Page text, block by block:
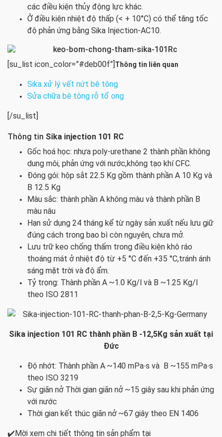
các điều kiện thủy động lực khác.
Ở điều kiện nhiệt độ thấp (< + 10°C) có thể tăng tốc
độ phản ứng bằng Sika Injection-AC10.
[su_list icon_color=”#deb00f”]Thông tin liên quan
Sika xử lý vết nứt bê tông
Sửa chữa bê tông rỗ tổ ong
[/su_list]
Thông tin Sika injection 101 RC
Gốc hoá học: nhựa poly-urethane 2 thành phần không
dung môi, phản ứng với nước,không tạo khí CFC.
Đóng gói: hộp sắt 22.5 Kg gồm thành phần A 10 Kg và
B 12.5 Kg
Màu sắc: thành phần A không màu và thành phần B
màu nâu
Hạn sử dụng 24 tháng kể từ ngày sản xuất nếu lưu giữ
đúng cách trong bao bì còn nguyên, chưa mở.
Lưu trữ keo chống thấm trong điều kiện khô ráo
thoáng mát ở nhiệt độ từ +5 °C đến +35 °C,tránh ánh
sáng mặt trời và độ ẩm.
Tỷ trọng: Thành phần A ~1.0 Kg/l và B ~1.25 Kg/l
theo ISO 2811
Sika injection 101 RC thành phần B -12,5Kg sản xuất tại
Đức
Độ nhớt: Thành phần A ~140 mPa∙s và B ~155 mPa∙s
theo ISO 3219
Sự giãn nở Thời gian giãn nở ~15 giây sau khi phản ứng
với nước
Thời gian kết thúc giãn nở ~67 giây theo EN 1406
✔️Mời xem chi tiết thông tin sản phẩm tại